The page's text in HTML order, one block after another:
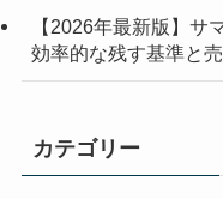
【2026年最新版】サ
効率的な残す基準と
カテゴリー